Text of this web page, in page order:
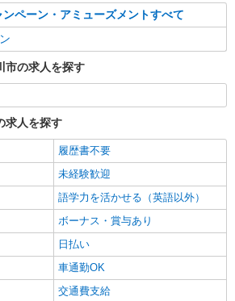
ペーン・アミューズメントすべて
市の求人を探す
求人を探す
履歴書不要
未経験歓迎
語学力を活かせる（英語以外）
ボーナス・賞与あり
日払い
車通勤OK
交通費支給